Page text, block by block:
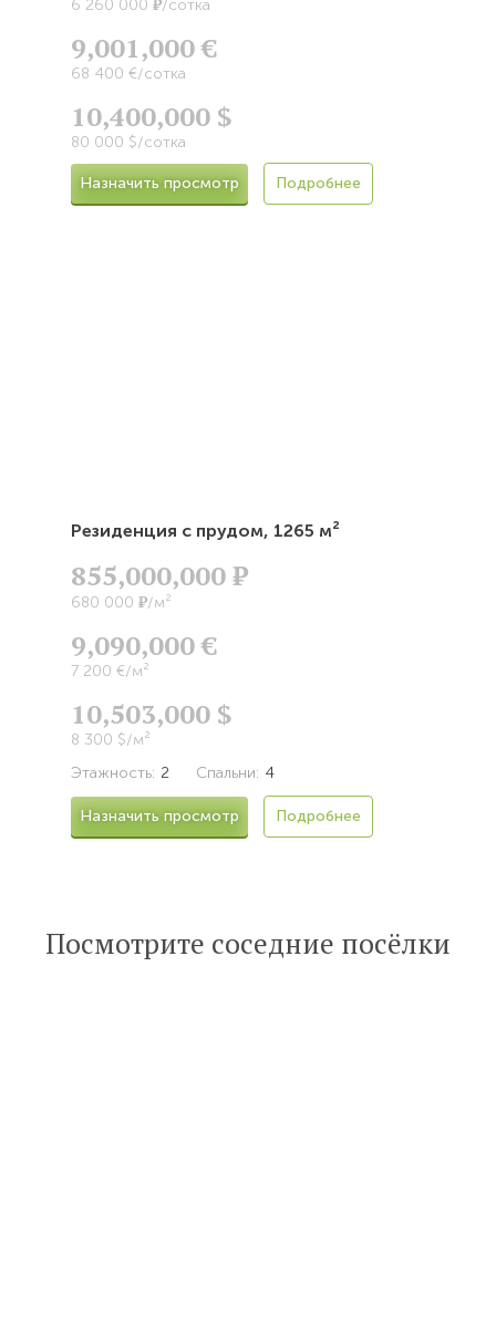
6 260 000 /сотка
9,001,000 €
68 400 €/сотка
10,400,000 $
80 000 $/сотка
Назначить просмотр Подробнее
Резиденция с прудом, 1265 м²
855,000,000Р
680 000 Р/м²
9,090,000 €
7 200 €/м²
10,503,000 $
8 300 $/м²
Этажность: 2 Спальни: 4
Назначить просмотр Подробнее
Посмотрите соседние посёлки